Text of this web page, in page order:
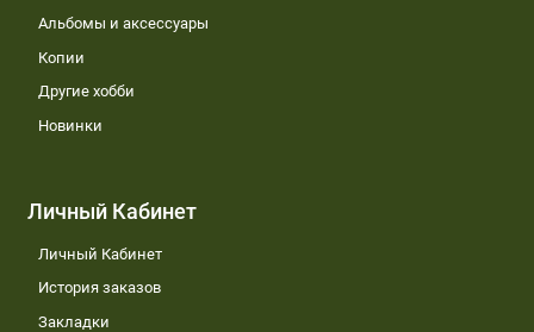
Альбомы и аксессуары
Копии
Другие хобби
Новинки
Личный Кабинет
Личный Кабинет
История заказов
Закладки